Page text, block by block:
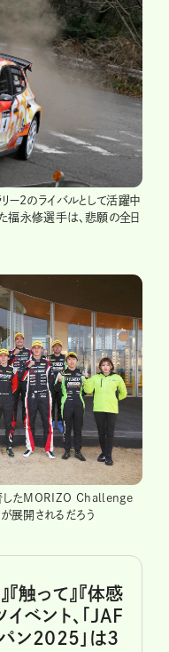
ー2のライバルとして活躍中
福永修選手は、悲願の全日
着したMORIZO Challenge
展開されるだろう
『触って』『体感
ベント、「JAF
ン2025」は3